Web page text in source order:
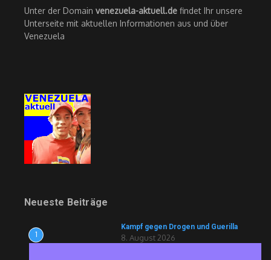
Unter der Domain venezuela-aktuell.de findet Ihr unsere
Unterseite mit aktuellen Informationen aus und über
Venezuela
Neueste Beiträge
1
Kampf gegen Drogen und Guerilla
8. August 2026